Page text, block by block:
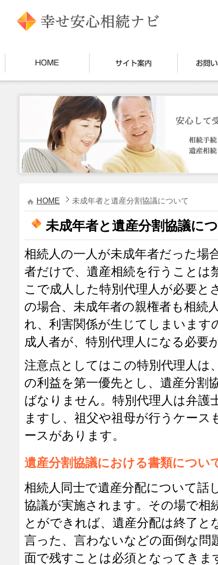
HOME 未成年者と遺産分割協議について
未成年者と遺産分割協議に
相続人の一人が未成年者だった場
者だけで、遺産相続を行うことは
こで成人した特別代理人が必要と
の場合、未成年者の親権者も相続
れ、利害関係が生じてしまいます
成人者が、特別代理人になる必要
注意点としてはこの特別代理人は
の利益を第一優先とし、遺産分割
ばなりません。特別代理人は弁護
ますし、祖父や祖母が行うケー
ースがあります。
遺産分割協議における書類につい
相続人同士で遺産分配について話
協議が実施されます。その場で相
とができれば、遺産分配は終了と
言った、言わないなどの面倒な問
面で残すことは必須となってきま